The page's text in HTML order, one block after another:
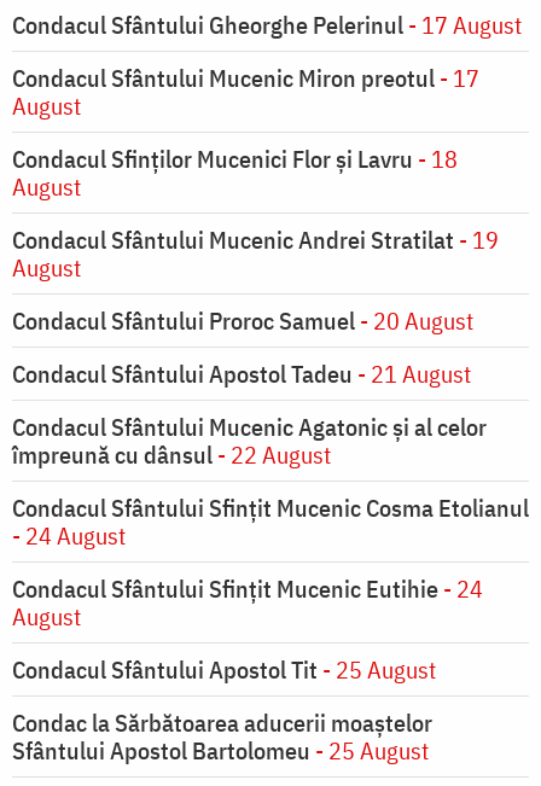
Condacul Sfântului Gheorghe Pelerinul- 17 August
Condacul Sfântului Mucenic Miron preotul- 17
August
Condacul Sfinţilor Mucenici Flor şi Lavru - 18
August
Condacul Sfântului Mucenic Andrei Stratilat - 19
August
Condacul Sfântului Proroc Samuel- 20 August
Condacul Sfântului Apostol Tadeu - 21 August
Condacul Sfântului Mucenic Agatonic şi al celor
împreună cu dânsul- 22 August
Condacul Sfântului Sfinţit Mucenic Cosma Etolianul
- 24 August
Condacul Sfântului Sfinţit Mucenic Eutihie- 24
August
Condacul Sfântului Apostol Tit - 25 August
Condac la Sărbătoarea aducerii moaştelor
Sfântului Apostol Bartolomeu - 25 August